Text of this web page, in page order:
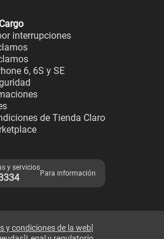
interrupciones
6, 6S y SE
de Tienda Claro
y servicios
Para información
y condiciones de la web|